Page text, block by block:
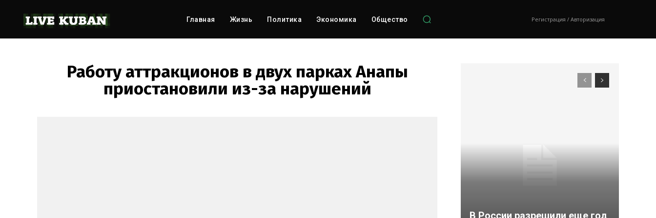
Главная Жизнь Политика Экономика Общество Регистрация / Авторизация
Работу аттракционов в двух парках Анапы
приостановили из-за нарушений
В России разрешили еще год